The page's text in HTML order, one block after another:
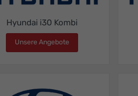
Hyundai i30 Kombi
Unsere Angebote